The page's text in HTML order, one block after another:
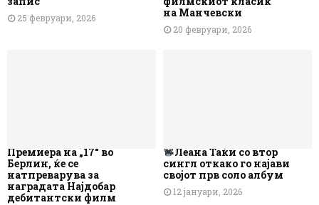
25 февруари, 2026
на Манчевски
20 февруари, 2026
Премиера на „17“ во
Берлин, ќе се
натпреварува за
наградата Најдобар
дебитантски филм
Леана Таќи со втор
сингл откако го најави
својот прв соло албум
12 јануари, 2026